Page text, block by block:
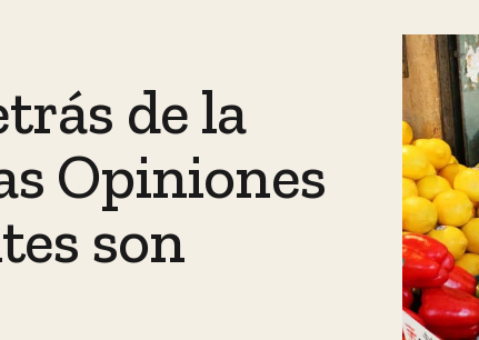
de la
Opiniones
son